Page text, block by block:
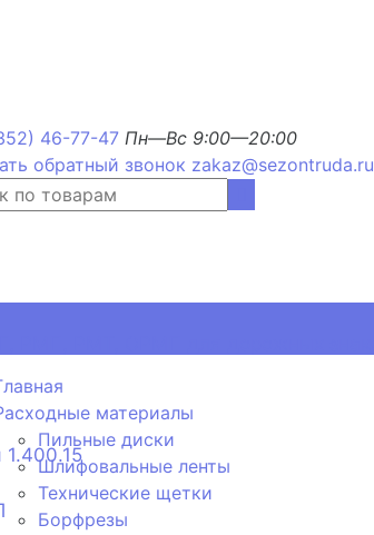
46-77-47 Пн—Вс 9:00—20:00
обратный звонок zakaz@sezontruda.ru
материалы
Пильные диски
Шлифовальные ленты
Технические щетки
Борфрезы